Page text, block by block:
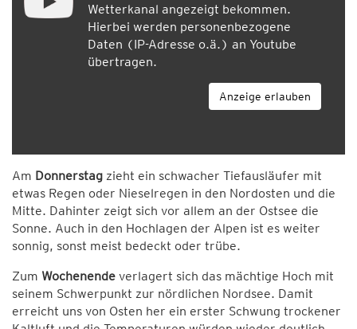
Wetterkanal angezeigt bekommen.
Hierbei werden personenbezogene
Daten (IP-Adresse o.ä.) an Youtube
übertragen.
Anzeige erlauben
Am Donnerstag zieht ein schwacher Tiefausläufer mit
etwas Regen oder Nieselregen in den Nordosten und die
Mitte. Dahinter zeigt sich vor allem an der Ostsee die
Sonne. Auch in den Hochlagen der Alpen ist es weiter
sonnig, sonst meist bedeckt oder trübe.
Zum Wochenende verlagert sich das mächtige Hoch mit
seinem Schwerpunkt zur nördlichen Nordsee. Damit
erreicht uns von Osten her ein erster Schwung trockener